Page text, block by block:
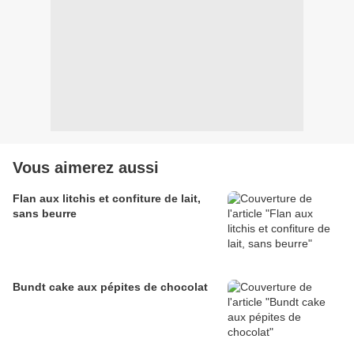
Vous aimerez aussi
Flan aux litchis et confiture de lait,
sans beurre
Bundt cake aux pépites de chocolat